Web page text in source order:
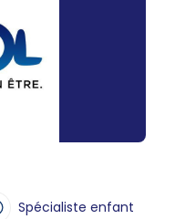
Spécialiste enfant